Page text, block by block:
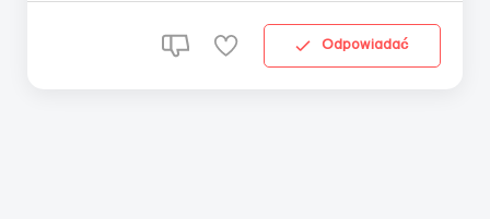
Odpowiadać